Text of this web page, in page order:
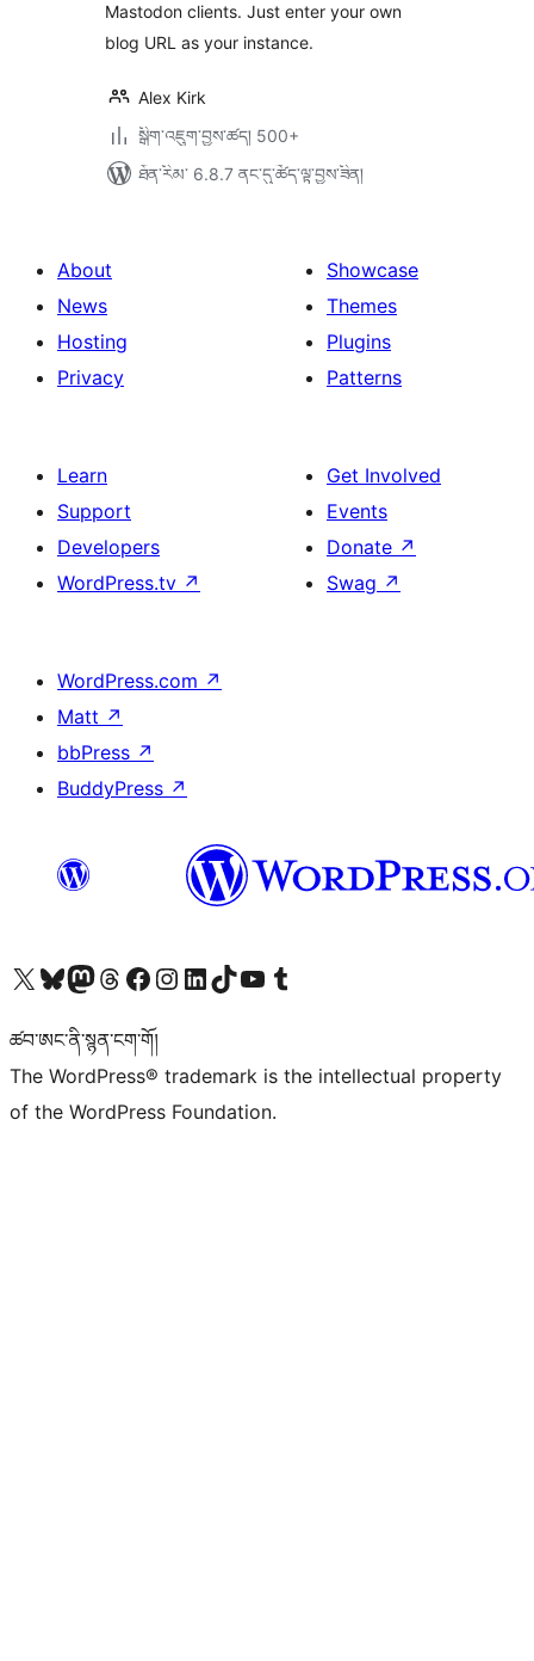
Mastodon clients. Just enter your own
blog URL as your instance.
Alex Kirk
སྒྲིག་འཇུག་བྱས་ཚད། 500+
ཐོན་རིམ་ 6.8.7 ནང་དུ་ཚོད་ལྟ་བྱས་ཟིན།
About
News
Hosting
Privacy
Showcase
Themes
Plugins
Patterns
Learn
Support
Developers
WordPress.tv ↗
Get Involved
Events
Donate ↗
Swag ↗
WordPress.com ↗
Matt ↗
bbPress ↗
BuddyPress ↗
Visit our X (formerly Twitter) account
Visit our Bluesky account
Visit our Mastodon account
Visit our Threads account
Visit our Facebook page
Visit our Instagram account
Visit our LinkedIn account
Visit our TikTok account
Visit our YouTube channel
Visit our Tumblr account
ཚབ་ཨང་ནི་སྙན་ངག་གོ།
The WordPress® trademark is the intellectual property
of the WordPress Foundation.